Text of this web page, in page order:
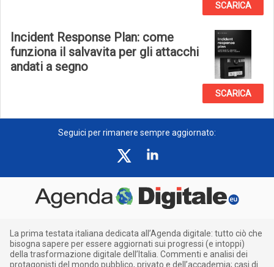
SCARICA
Incident Response Plan: come
funziona il salvavita per gli attacchi
andati a segno
SCARICA
Seguici per rimanere sempre aggiornato:
La prima testata italiana dedicata all’Agenda digitale: tutto ciò che
bisogna sapere per essere aggiornati sui progressi (e intoppi)
della trasformazione digitale dell’Italia. Commenti e analisi dei
protagonisti del mondo pubblico, privato e dell’accademia; casi di